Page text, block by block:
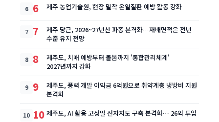
6 제주 농업기술원, 현장 밀착 온열질환 예방 활동 강화
7
제주 당근, 2026~27년산 파종 본격화…재배면적은 전년
수준 유지 전망
8
제주도, 치매 예방부터 돌봄까지 '통합관리체계'
2027년까지 강화
9
제주도, 풍력 개발 이익금 6억원으로 취약계층 냉방비 지원
본격화
10 제주도, AI 활용 고정밀 전자지도 구축 본격화… 26억 투입